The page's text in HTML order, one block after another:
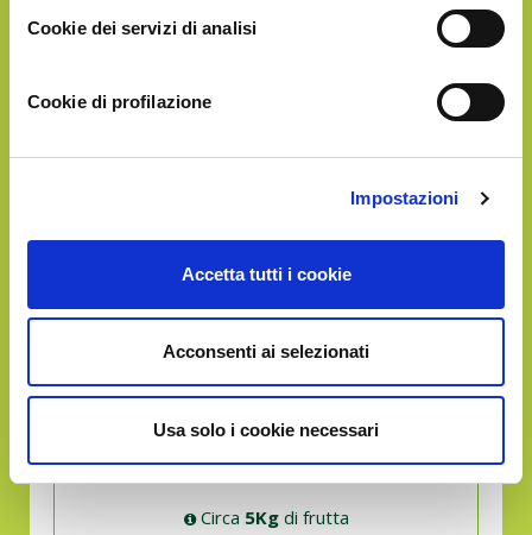
Cookie dei servizi di analisi
Cookie di profilazione
Impostazioni
Accetta tutti i cookie
Acconsenti ai selezionati
Usa solo i cookie necessari
€30.90
Circa 5Kgdi frutta